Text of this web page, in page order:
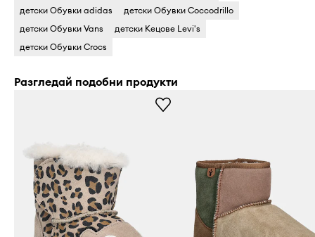
детски Обувки adidas
детски Обувки Coccodrillo
детски Обувки Vans
детски Кецове Levi's
детски Обувки Crocs
Разгледай подобни продукти